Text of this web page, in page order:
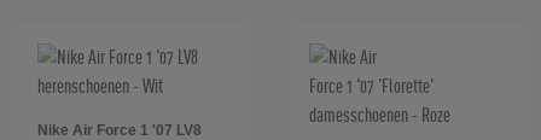
Nike Air Force 1 '07 LV8